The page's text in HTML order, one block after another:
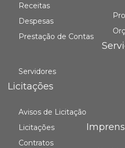
Receitas
Despesas
Prestação de Contas
Servidores
Licitações
Avisos de Licitação
Licitações
Contratos